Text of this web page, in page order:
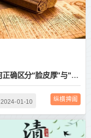
如何正确区分“脸皮厚”与"不要脸”——鬼谷子权谋术：读人性、读权谋、读纵横
2024-01-10 纵横捭阖